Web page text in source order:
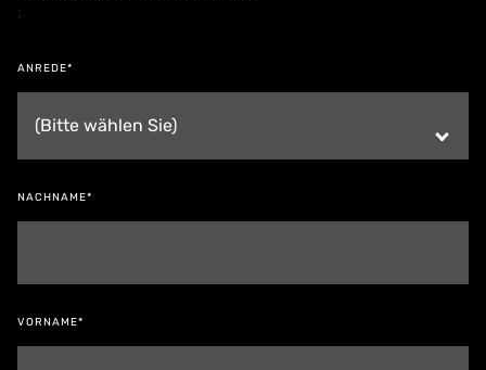
;
ANREDE*
NACHNAME*
VORNAME*